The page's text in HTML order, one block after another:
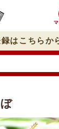
はこちらか